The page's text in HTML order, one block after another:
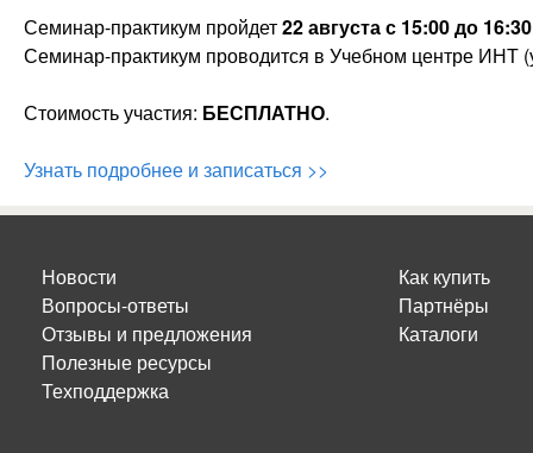
Семинар-практикум пройдет22 августас 15:00 до 16:30
Семинар-практикум проводится в Учебном центре ИНТ
Стоимость участия: БЕСПЛАТНО.
Узнать подробнее и записаться >>
Новости
Вопросы-ответы
Отзывы и предложения
Полезные ресурсы
Техподдержка
Как купить
Партнёры
Каталоги